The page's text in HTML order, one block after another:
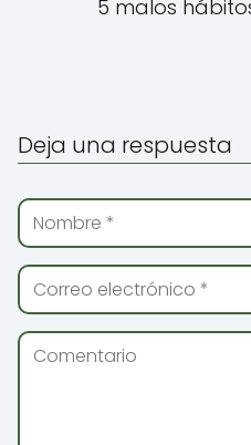
5 malos
Deja una respuesta